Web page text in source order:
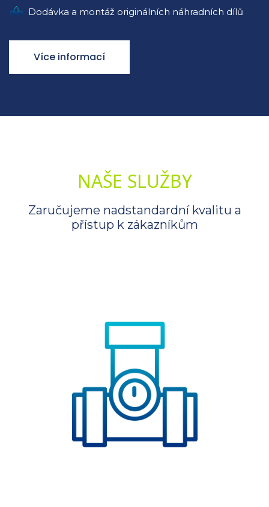
Dodávka a montáž originálních náhradních dílů
Více informací
NAŠE SLUŽBY
Zaručujeme nadstandardní kvalitu a
přístup k zákazníkům